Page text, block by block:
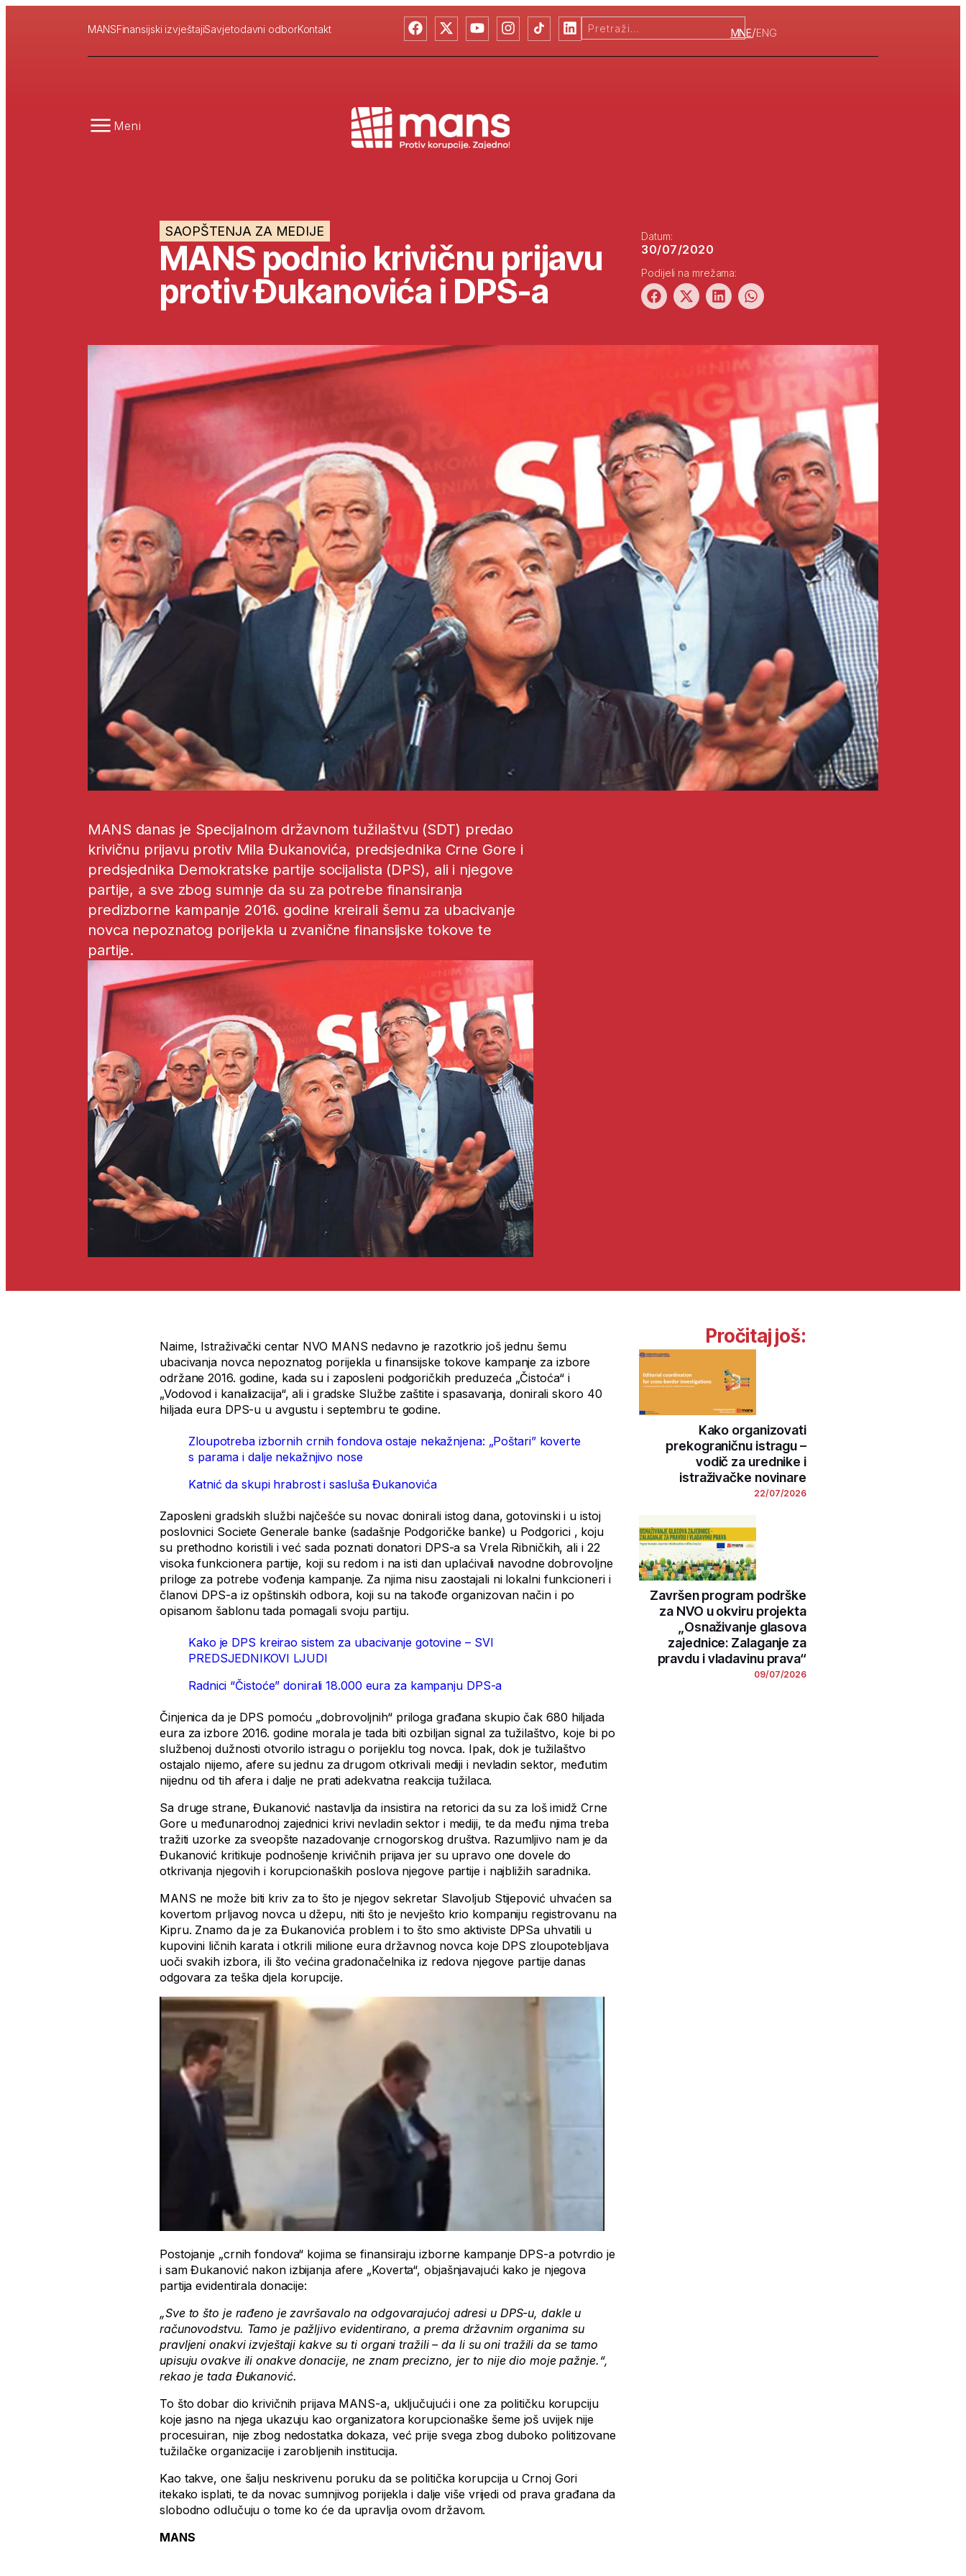
MANSFinansijski izvještajiSavjetodavni odborKontakt MNE/ENG
Meni
SAOPŠTENJA ZA MEDIJE
MANS podnio krivičnu prijavu
protiv Đukanovića i DPS-a
Datum:
30/07/2020
Podijeli na mrežama:
MANS danas je Specijalnom državnom tužilaštvu (SDT) predao
krivičnu prijavu protiv Mila Đukanovića, predsjednika Crne Gore i
predsjednika Demokratske partije socijalista (DPS), ali i njegove
partije, a sve zbog sumnje da su za potrebe finansiranja
predizborne kampanje 2016. godine kreirali šemu za ubacivanje
novca nepoznatog porijekla u zvanične finansijske tokove te
partije.
Naime, Istraživački centar NVO MANS nedavno je razotkrio još jednu šemu
ubacivanja novca nepoznatog porijekla u finansijske tokove kampanje za izbore
održane 2016. godine, kada su i zaposleni podgoričkih preduzeća „Čistoća“ i
„Vodovod i kanalizacija“, ali i gradske Službe zaštite i spasavanja, donirali skoro 40
hiljada eura DPS-u u avgustu i septembru te godine.
Zloupotreba izbornih crnih fondova ostaje nekažnjena: „Poštari” koverte
s parama i dalje nekažnjivo nose
Katnić da skupi hrabrost i sasluša Đukanovića
Zaposleni gradskih službi najčešće su novac donirali istog dana, gotovinski i u istoj
poslovnici Societe Generale banke (sadašnje Podgoričke banke) u Podgorici , koju
su prethodno koristili i već sada poznati donatori DPS-a sa Vrela Ribničkih, ali i 22
visoka funkcionera partije, koji su redom i na isti dan uplaćivali navodne dobrovoljne
priloge za potrebe vođenja kampanje. Za njima nisu zaostajali ni lokalni funkcioneri i
članovi DPS-a iz opštinskih odbora, koji su na takođe organizovan način i po
opisanom šablonu tada pomagali svoju partiju.
Kako je DPS kreirao sistem za ubacivanje gotovine – SVI
PREDSJEDNIKOVI LJUDI
Radnici “Čistoće” donirali 18.000 eura za kampanju DPS-a
Činjenica da je DPS pomoću „dobrovoljnih“ priloga građana skupio čak 680 hiljada
eura za izbore 2016. godine morala je tada biti ozbiljan signal za tužilaštvo, koje bi po
službenoj dužnosti otvorilo istragu o porijeklu tog novca. Ipak, dok je tužilaštvo
ostajalo nijemo, afere su jednu za drugom otkrivali mediji i nevladin sektor, međutim
nijednu od tih afera i dalje ne prati adekvatna reakcija tužilaca.
Sa druge strane, Đukanović nastavlja da insistira na retorici da su za loš imidž Crne
Gore u međunarodnoj zajednici krivi nevladin sektor i mediji, te da među njima treba
tražiti uzorke za sveopšte nazadovanje crnogorskog društva. Razumljivo nam je da
Đukanović kritikuje podnošenje krivičnih prijava jer su upravo one dovele do
otkrivanja njegovih i korupcionaških poslova njegove partije i najbližih saradnika.
MANS ne može biti kriv za to što je njegov sekretar Slavoljub Stijepović uhvaćen sa
kovertom prljavog novca u džepu, niti što je nevješto krio kompaniju registrovanu na
Kipru. Znamo da je za Đukanovića problem i to što smo aktiviste DPSa uhvatili u
kupovini ličnih karata i otkrili milione eura državnog novca koje DPS zloupotebljava
uoči svakih izbora, ili što većina gradonačelnika iz redova njegove partije danas
odgovara za teška djela korupcije.
Postojanje „crnih fondova“ kojima se finansiraju izborne kampanje DPS-a potvrdio je
i sam Đukanović nakon izbijanja afere „Koverta“, objašnjavajući kako je njegova
partija evidentirala donacije:
„Sve to što je rađeno je završavalo na odgovarajućoj adresi u DPS-u, dakle u
računovodstvu. Tamo je pažljivo evidentirano, a prema državnim organima su
pravljeni onakvi izvještaji kakve su ti organi tražili – da li su oni tražili da se tamo
upisuju ovakve ili onakve donacije, ne znam precizno, jer to nije dio moje pažnje.“,
rekao je tada Đukanović.
To što dobar dio krivičnih prijava MANS-a, uključujući i one za političku korupciju
koje jasno na njega ukazuju kao organizatora korupcionaške šeme još uvijek nije
procesuiran, nije zbog nedostatka dokaza, već prije svega zbog duboko politizovane
tužilačke organizacije i zarobljenih institucija.
Kao takve, one šalju neskrivenu poruku da se politička korupcija u Crnoj Gori
itekako isplati, te da novac sumnjivog porijekla i dalje više vrijedi od prava građana da
slobodno odlučuju o tome ko će da upravlja ovom državom.
MANS
Pročitaj još:
Kako organizovati
prekograničnu istragu –
vodič za urednike i
istraživačke novinare
22/07/2026
Završen program podrške
za NVO u okviru projekta
„Osnaživanje glasova
zajednice: Zalaganje za
pravdu i vladavinu prava“
09/07/2026